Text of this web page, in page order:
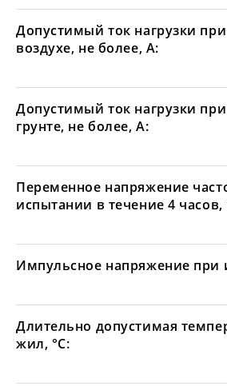
Допустимый ток нагрузки
воздухе, не более, А:
Допустимый ток нагрузки
грунте, не более, А:
Переменное напряжение
испытании в течение 4 часов,
Импульсное напряжение при
Длительно допустимая
жил, °С: